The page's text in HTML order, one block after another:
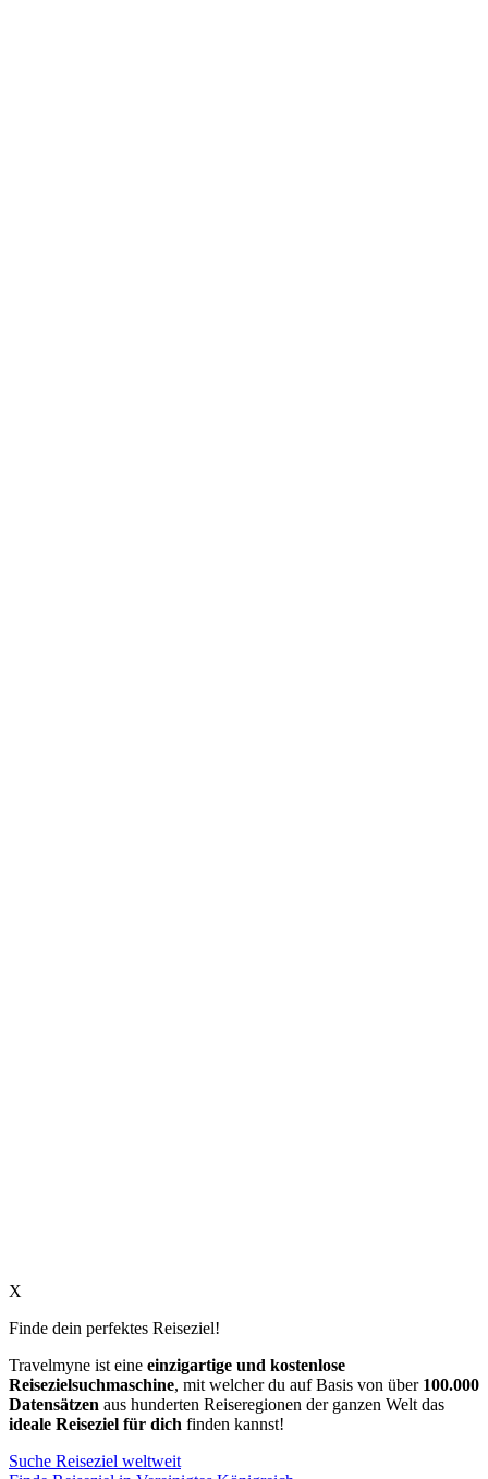
X
Finde dein perfektes Reiseziel!
Travelmyne ist eine einzigartige und kostenlose
Reisezielsuchmaschine, mit welcher du auf Basis von über 100.000
Datensätzen aus hunderten Reiseregionen der ganzen Welt das
ideale Reiseziel für dich finden kannst!
Suche Reiseziel weltweit